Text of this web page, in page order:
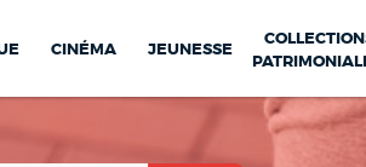
CINÉMA JEUNESSE